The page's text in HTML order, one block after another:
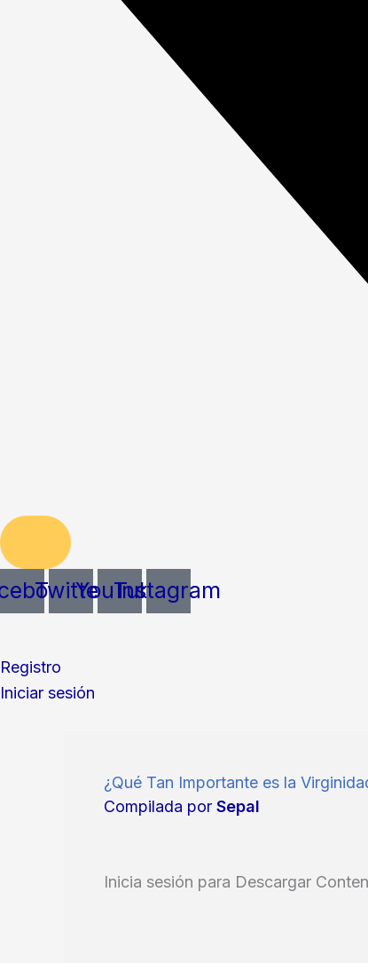
TwitterYouTube
Instagram
Registro
Iniciar sesión
¿Qué Tan Importante es la
Compilada por Sepal
Inicia sesión para Descargar